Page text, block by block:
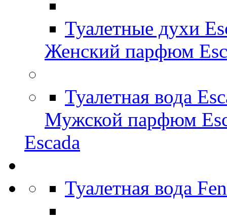
Туалетные духи
Женский парфюм
Туалетная вода
Мужской парфюм
Escada
Туалетная вода